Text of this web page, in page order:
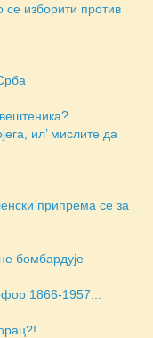
се изборити против
ил’ мислите да
припрема се за
бомбардује
1866-1957...